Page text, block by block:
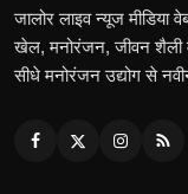
जालोर लाइव न्यूज मीडिया
खेल, मनोरंजन, जीवन शैली
सीधे मनोरंजन उद्योग से